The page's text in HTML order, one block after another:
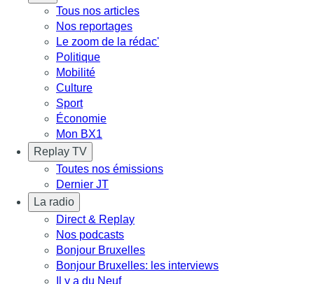
Tous nos articles
Nos reportages
Le zoom de la rédac'
Politique
Mobilité
Culture
Sport
Économie
Mon BX1
Replay TV
Toutes nos émissions
Dernier JT
La radio
Direct & Replay
Nos podcasts
Bonjour Bruxelles
Bonjour Bruxelles: les interviews
Il y a du Neuf